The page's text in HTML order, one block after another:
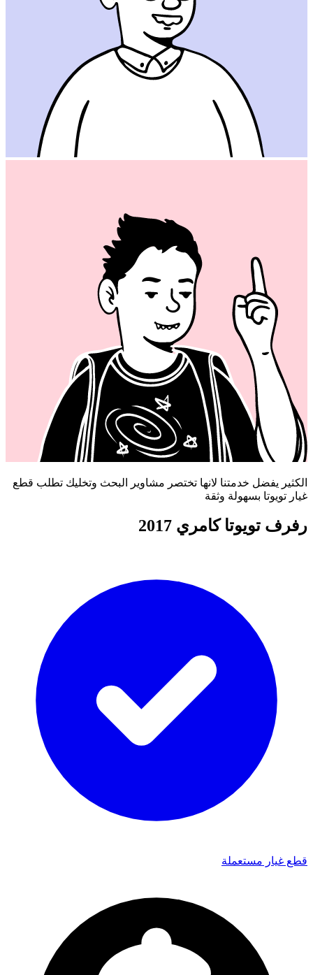
الكثير يفضل خدمتنا لانها تختصر مشاوير البحث وتخليك تطلب قطع
غيار تويوتا بسهولة وثقة
رفرف تويوتا كامري 2017
قطع غيار مستعملة